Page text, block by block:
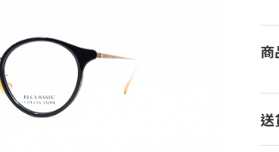
商
送